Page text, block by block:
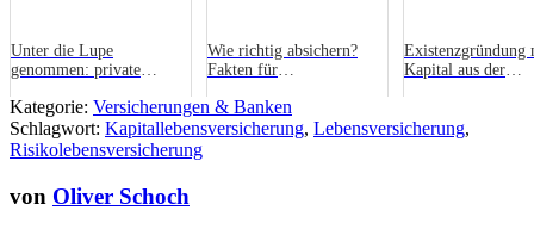
Unter die Lupe
genommen: private
Kapitallebensversicherung
Wie richtig absichern?
Fakten für
Existenzgründung
Kapital aus der
Kategorie: Versicherungen & Banken
Schlagwort: Kapitallebensversicherung, Lebensversicherung,
Risikolebensversicherung
von Oliver Schoch